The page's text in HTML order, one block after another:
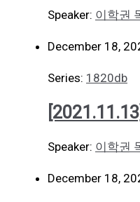
Speaker: 이학권
December 18,
Series: 1820db
Speaker: 이학권
December 18,